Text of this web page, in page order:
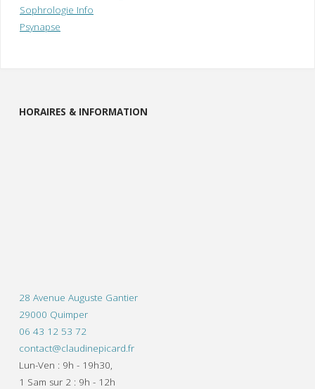
Sophrologie Info
Psynapse
HORAIRES & INFORMATION
28 Avenue Auguste Gantier
29000 Quimper
06 43 12 53 72
contact@claudinepicard.fr
Lun-Ven : 9h - 19h30,
1 Sam sur 2 : 9h - 12h